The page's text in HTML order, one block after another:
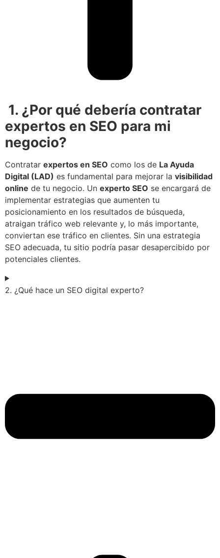
1. ¿Por qué debería contratar
expertos en SEO para mi
negocio?
Contratar expertos en SEO como los de La Ayuda
Digital (LAD) es fundamental para mejorar la visibilidad
online de tu negocio. Un experto SEO se encargará de
implementar estrategias que aumenten tu
posicionamiento en los resultados de búsqueda,
atraigan tráfico web relevante y, lo más importante,
conviertan ese tráfico en clientes. Sin una estrategia
SEO adecuada, tu sitio podría pasar desapercibido por
potenciales clientes.
2. ¿Qué hace un SEO digital experto?